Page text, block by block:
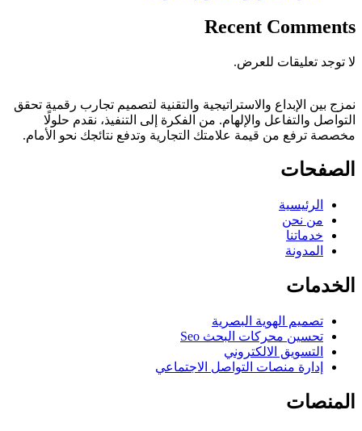
Recent Comments
لا توجد تعليقات للعرض.
نمزج بين الإبداع والاستراتيجية والتقنية لتصميم تجارب رقمية تحقق
التواصل والتفاعل والإلهام. من الفكرة إلى التنفيذ، نقدم حلولًا
مخصصة ترفع من قيمة علامتك التجارية وتدفع نتائجك نحو الأمام.
الصفحات
الرئيسية
من نحن
خدماتنا
المدونة
الخدمات
تصميم الهوية البصرية
تحسين محركات البحث Seo
التسويق الالكتروني
إدارة منصات التواصل الاجتماعي
المنصات